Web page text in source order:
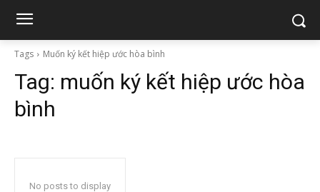
Tags Muốn ký kết hiệp ước hòa bình
Tag: muốn ký kết hiệp ước hòa
bình
No posts to display